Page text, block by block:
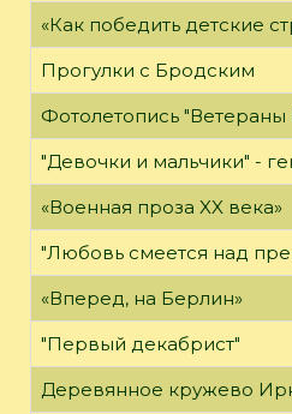
«Как победить детские
Прогулки с Бродским
Фотолетопись
"Девочки и мальчики" -
«Военная проза XX века»
"Любовь смеется над
«Вперед, на Берлин»
"Первый декабрист"
Деревянное кружево